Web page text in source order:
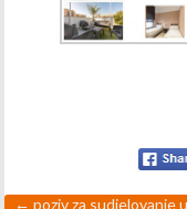
← poziv za sudjelovanje